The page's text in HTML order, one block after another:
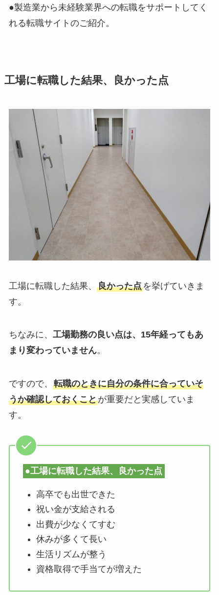
●製造業から未経験業界への転職をサポートしてく
れる転職サイトのご紹介。
工場に転職した結果、良かった点
工場に転職した結果、 良かった点を挙げていきま
す。
ちなみに、 工場勤務の良い点は、15年経ってもあ
まり変わっていません。
ですので、 転職のときに自分の条件に合っていそ
うか確認しておくことが重要だと実感していま
す。
●工場に転職した結果、良かった点
高卒でも出世できた
祝い金が支給される
出費が少なくてすむ
休みが多くて長い
生活リズムが整う
資格取得で手当てが増えた